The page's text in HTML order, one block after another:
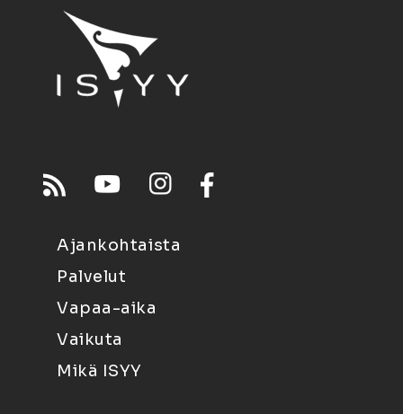
Ajankohtaista
Palvelut
Vapaa-aika
Vaikuta
Mikä ISYY